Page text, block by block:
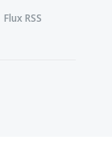
Flux RSS